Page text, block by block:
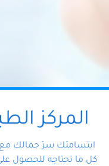
المركز
ابتسامتك سرّ جمالك مع
كل ما تحتاجه للحصول